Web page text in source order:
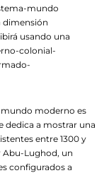
mundo
dimensión
usando una
colonial-
mundo moderno es
dedica a mostrar una
entre 1300 y
Abu-Lughod, un
configurados a